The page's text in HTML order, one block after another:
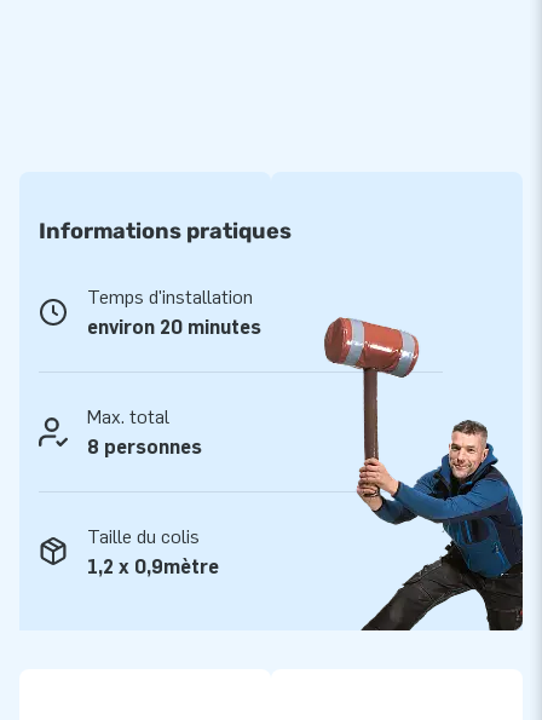
séparément les uns des autres. Choisissez-les dans la
votre parcours unique et clairement reconnaissable. Un vrai
accroche-regard !
Tous les modules du parcours sont livrés
Ce parcours est fabriqué à partir de matériaux de la plus
haute qualité. Les bâches en PVC sont très denses et
résistantes.Elles sont également de haute brillance et faciles
à nettoyer. En coopération avec l'Institut Keurmerk de
Zoetermeer, organisme indépendant de certification, tous les
modules du giga parcours ont été testés et certifiés à la
norme EN14960. Nous les fournissons avec soufflerie(s),
Informations pratiques
Temps d'installation
environ 20 minutes
Max. total
8 personnes
Taille du colis
1,2 x 0,9mètre